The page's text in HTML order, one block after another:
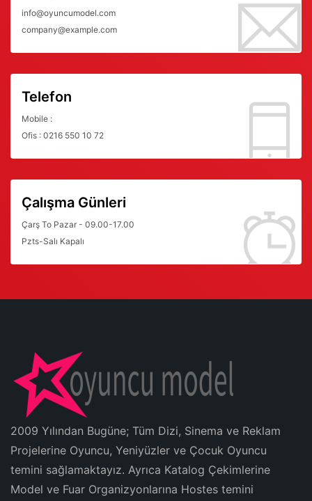
info@oyuncumodel.com
company@example.com
Telefon
Mobile :
Ofis : 0216 550 10 72
Çalışma Günleri
Çarş To Pazar - 09.00-17.00
Pzts-Salı Kapalı
2009 Yılından Bugüne; Tüm Dizi, Sinema ve Reklam
Projelerine Oyuncu, Yeniyüzler ve Çocuk Oyuncu
temini sağlamaktayız. Ayrıca Katalog Çekimlerine
Model ve Fuar Organizyonlarına Hostes temini